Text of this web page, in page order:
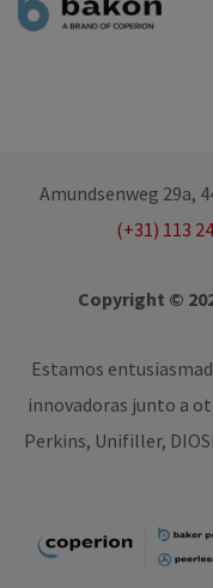
Amundsenweg 29a,
(+31) 113
Copyright ©
Estamos
innovadoras junto a
Perkins, Unifiller,